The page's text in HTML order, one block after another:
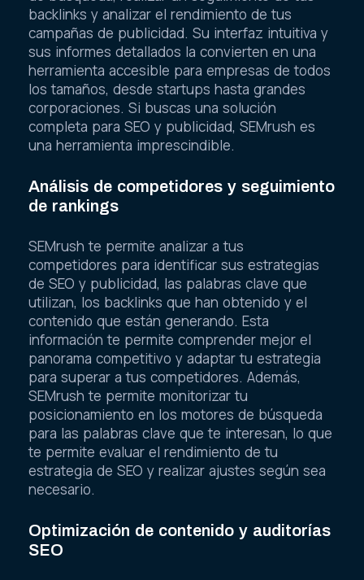
backlinks y analizar el rendimiento de tus
campañas de publicidad. Su interfaz intuitiva y
sus informes detallados la convierten en una
herramienta accesible para empresas de todos
los tamaños, desde startups hasta grandes
corporaciones. Si buscas una solución
completa para SEO y publicidad, SEMrush es
una herramienta imprescindible.
Análisis de competidores y seguimiento
de rankings
SEMrush te permite analizar a tus
competidores para identificar sus estrategias
de SEO y publicidad, las palabras clave que
utilizan, los backlinks que han obtenido y el
contenido que están generando. Esta
información te permite comprender mejor el
panorama competitivo y adaptar tu estrategia
para superar a tus competidores. Además,
SEMrush te permite monitorizar tu
posicionamiento en los motores de búsqueda
para las palabras clave que te interesan, lo que
te permite evaluar el rendimiento de tu
estrategia de SEO y realizar ajustes según sea
necesario.
Optimización de contenido y auditorías
SEO